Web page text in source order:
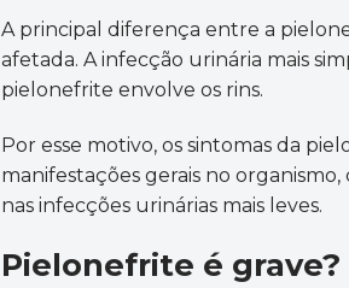
A principal diferença entre a
afetada. A infecção urinária mais
pielonefrite envolve os rins.
Por esse motivo, os sintomas da
manifestações gerais no
nas infecções urinárias mais leves.
Pielonefrite é grave?